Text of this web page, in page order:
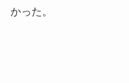
かった。